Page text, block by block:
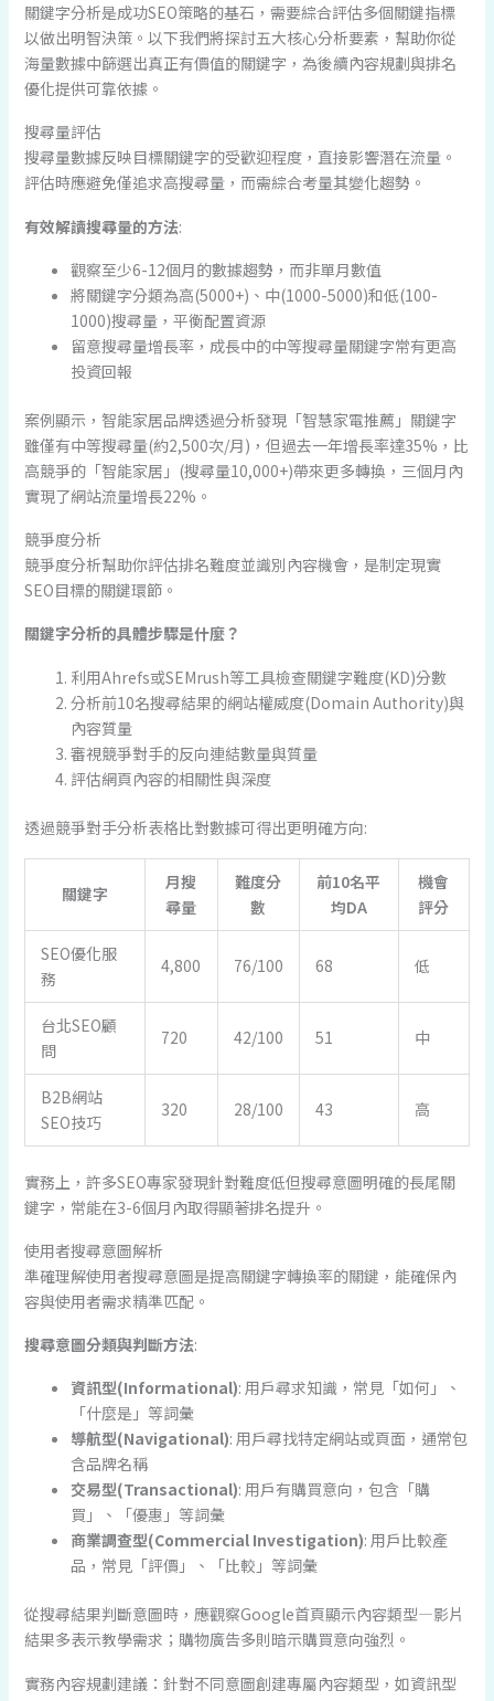
關鍵字分析是成功SEO策略的基石，需要綜合評估多個關鍵指標
以做出明智決策。以下我們將探討五大核心分析要素，幫助你從
海量數據中篩選出真正有價值的關鍵字，為後續內容規劃與排名
優化提供可靠依據。
搜尋量評估
搜尋量數據反映目標關鍵字的受歡迎程度，直接影響潛在流量。
評估時應避免僅追求高搜尋量，而需綜合考量其變化趨勢。
有效解讀搜尋量的方法:
觀察至少6-12個月的數據趨勢，而非單月數值
將關鍵字分類為高(5000+)、中(1000-5000)和低(100-
1000)搜尋量，平衡配置資源
留意搜尋量增長率，成長中的中等搜尋量關鍵字常有更高
投資回報
案例顯示，智能家居品牌透過分析發現「智慧家電推薦」關鍵字
雖僅有中等搜尋量(約2,500次/月)，但過去一年增長率達35%，比
高競爭的「智能家居」(搜尋量10,000+)帶來更多轉換，三個月內
實現了網站流量增長22%。
競爭度分析
競爭度分析幫助你評估排名難度並識別內容機會，是制定現實
SEO目標的關鍵環節。
關鍵字分析的具體步驟是什麼？
利用Ahrefs或SEMrush等工具檢查關鍵字難度(KD)分數
分析前10名搜尋結果的網站權威度(Domain Authority)與
內容質量
審視競爭對手的反向連結數量與質量
評估網頁內容的相關性與深度
透過競爭對手分析表格比對數據可得出更明確方向:
關鍵字
月搜
尋量
難度分
數
前10名平
均DA
機會
評分
SEO優化服
務
4,800 76/100 68 低
台北SEO顧
問
720 42/100 51 中
B2B網站
SEO技巧
320 28/100 43 高
實務上，許多SEO專家發現針對難度低但搜尋意圖明確的長尾關
鍵字，常能在3-6個月內取得顯著排名提升。
使用者搜尋意圖解析
準確理解使用者搜尋意圖是提高關鍵字轉換率的關鍵，能確保內
容與使用者需求精準匹配。
搜尋意圖分類與判斷方法:
資訊型(Informational): 用戶尋求知識，常見「如何」、
「什麼是」等詞彙
導航型(Navigational): 用戶尋找特定網站或頁面，通常包
含品牌名稱
交易型(Transactional): 用戶有購買意向，包含「購
買」、「優惠」等詞彙
商業調查型(Commercial Investigation): 用戶比較產
品，常見「評價」、「比較」等詞彙
從搜尋結果判斷意圖時，應觀察Google首頁顯示內容類型—影片
結果多表示教學需求；購物廣告多則暗示購買意向強烈。
實務內容規劃建議：針對不同意圖創建專屬內容類型，如資訊型